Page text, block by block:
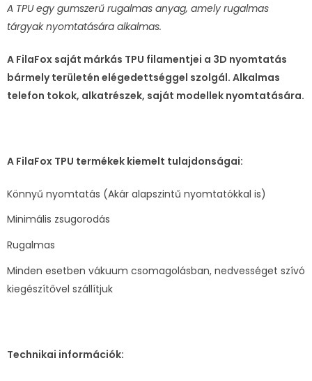
A TPU egy gumszerű rugalmas anyag, amely rugalmas
tárgyak nyomtatására alkalmas.
A FilaFox saját márkás TPU filamentjei a 3D nyomtatás
bármely területén elégedettséggel szolgál. Alkalmas
telefon tokok, alkatrészek, saját modellek nyomtatására.
A FilaFox TPU termékek kiemelt tulajdonságai:
Könnyű nyomtatás (Akár alapszintű nyomtatókkal is)
Minimális zsugorodás
Rugalmas
Minden esetben vákuum csomagolásban, nedvességet szívó
kiegészítővel szállítjuk
Technikai információk: